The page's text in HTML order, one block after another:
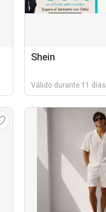
Shein
Válido durante 11 días